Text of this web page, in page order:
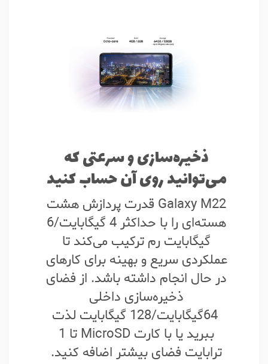
ذخیره‌سازی و سرعتی که
می‌توانید روی آن حساب کنید
Galaxy M22 قدرت پردازش هشت
هسته‌ای را با حداکثر 4 گیگابایت/6
گیگابایت رم ترکیب می‌کند تا
عملکردی سریع و بهینه برای کارهای
در حال انجام داشته باشد. از فضای
ذخیره‌سازی داخلی
64گیگابایت/128 گیگابایت لذت
ببرید یا با کارت MicroSD تا 1
ترابایت فضای بیشتر اضافه کنید.